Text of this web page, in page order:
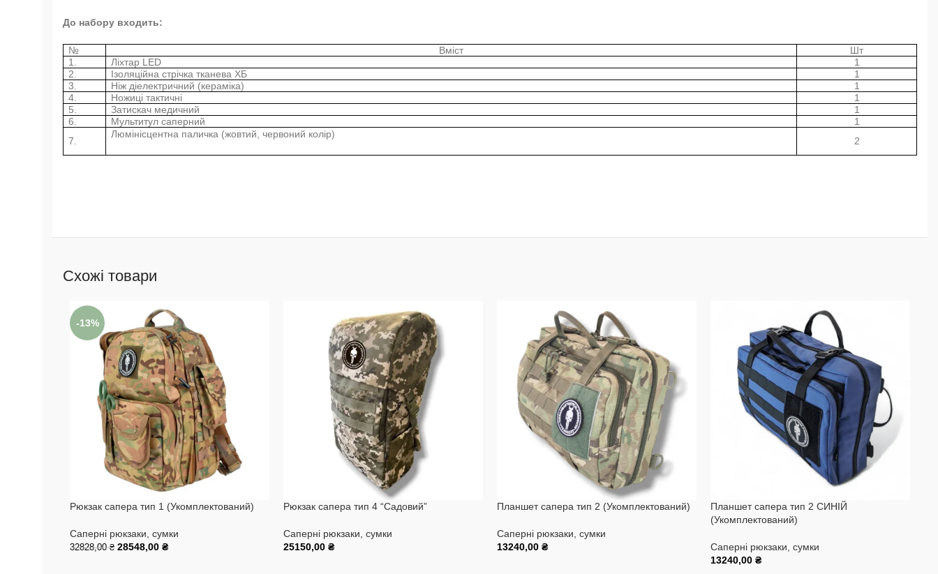
До набору входить:
№ Вміст
Шт
1.
Ліхтар LED
1
2.
Ізоляційна стрічка тканева ХБ
1
3.
Ніж діелектричний (кераміка)
1
4.
Ножиці тактичні
1
5.
Затискач медичний
1
6.
Мультитул саперний
1
7.
Люмінісцентна паличка (жовтий, червоний колір)
2
Схожі товари
-13%
Рюкзак сапера тип 1 (Укомплектований)
Саперні рюкзаки, сумки
32828,00₴ 28548,00 ₴
Рюкзак сапера тип 4 “Садовий”
Саперні рюкзаки, сумки
25150,00 ₴
Планшет сапера тип 2 (Укомплектований)
Саперні рюкзаки, сумки
13240,00 ₴
Планшет сапера тип 2 СИНІЙ
(Укомплектований)
Саперні рюкзаки, сумки
13240,00 ₴